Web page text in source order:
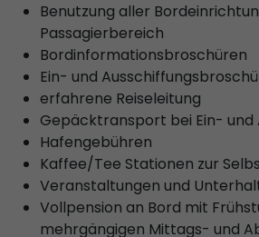
Benutzung aller
Passagierbereich
Bordinformationsbroschüren
Ein- und
erfahrene Reiseleitung
Gepäcktransport bei Ein- und
Hafengebühren
Kaffee/Tee Stationen zur
Veranstaltungen und
Vollpension an Bord mit
mehrgängigen Mittags- und